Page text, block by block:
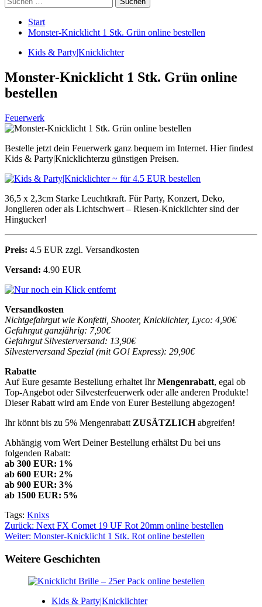
nach:
Start
Monster-Knicklicht 1 Stk. Grün online bestellen
Kids & Party|Knicklichter
Monster-Knicklicht 1 Stk. Grün online
bestellen
Feuerwerk
Bestelle jetzt dein Feuerwerk ganz bequem im Internet. Hier findest
Kids & Party|Knicklichterzu günstigen Preisen.
36,5 x 2,3cm Starke Leuchtkraft. Für Party, Konzert, Deko,
Jonglieren oder als Lichtschwert – Riesen-Knicklichter sind der
Hingucker!
Preis: 4.5 EUR zzgl. Versandkosten
Versand: 4.90 EUR
Versandkosten
Nichtgefahrgut wie Konfetti, Shooter, Knicklichter, Lyco: 4,90€
Gefahrgut ganzjährig: 7,90€
Gefahrgut Silvesterversand: 13,90€
Silvesterversand Spezial (mit GO! Express): 29,90€
Rabatte
Auf Eure gesamte Bestellung erhaltet IhrMengenrabatt, egal ob
Top-Angebot oder Silvesterfeuerwerk oder alle anderen Produkte!
Dieser Rabatt wird am Ende von Eurer Bestellung abgezogen!
Ihr könnt bis zu 5% Mengenrabatt ZUSÄTZLICHabgreifen!
Abhängig vom Wert Deiner Bestellung erhältst Du bei uns
folgenden Rabatt:
ab 300 EUR: 1%
ab 600 EUR: 2%
ab 900 EUR: 3%
ab 1500 EUR: 5%
Tags: Knixs
Beitragsnavigation
Zurück: Next FX Comet 19 UF Rot 20mm online bestellen
Weiter: Monster-Knicklicht 1 Stk. Rot online bestellen
Weitere Geschichten
Kids & Party|Knicklichter